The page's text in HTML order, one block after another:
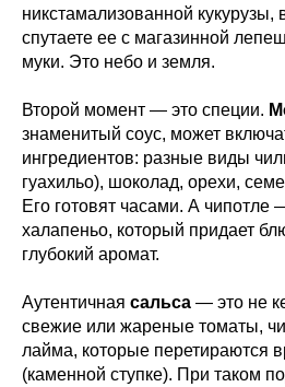
никстамализованной кукурузы,
спутаете ее с магазинной
муки. Это небо и земля.
Второй момент — это специи.
знаменитый соус, может
ингредиентов: разные виды
гуахильо), шоколад, орехи,
Его готовят часами. А чипотле
халапеньо, который придает
глубокий аромат.
Аутентичная сальса — это не
свежие или жареные томаты,
лайма, которые перетираются
(каменной ступке). При таком